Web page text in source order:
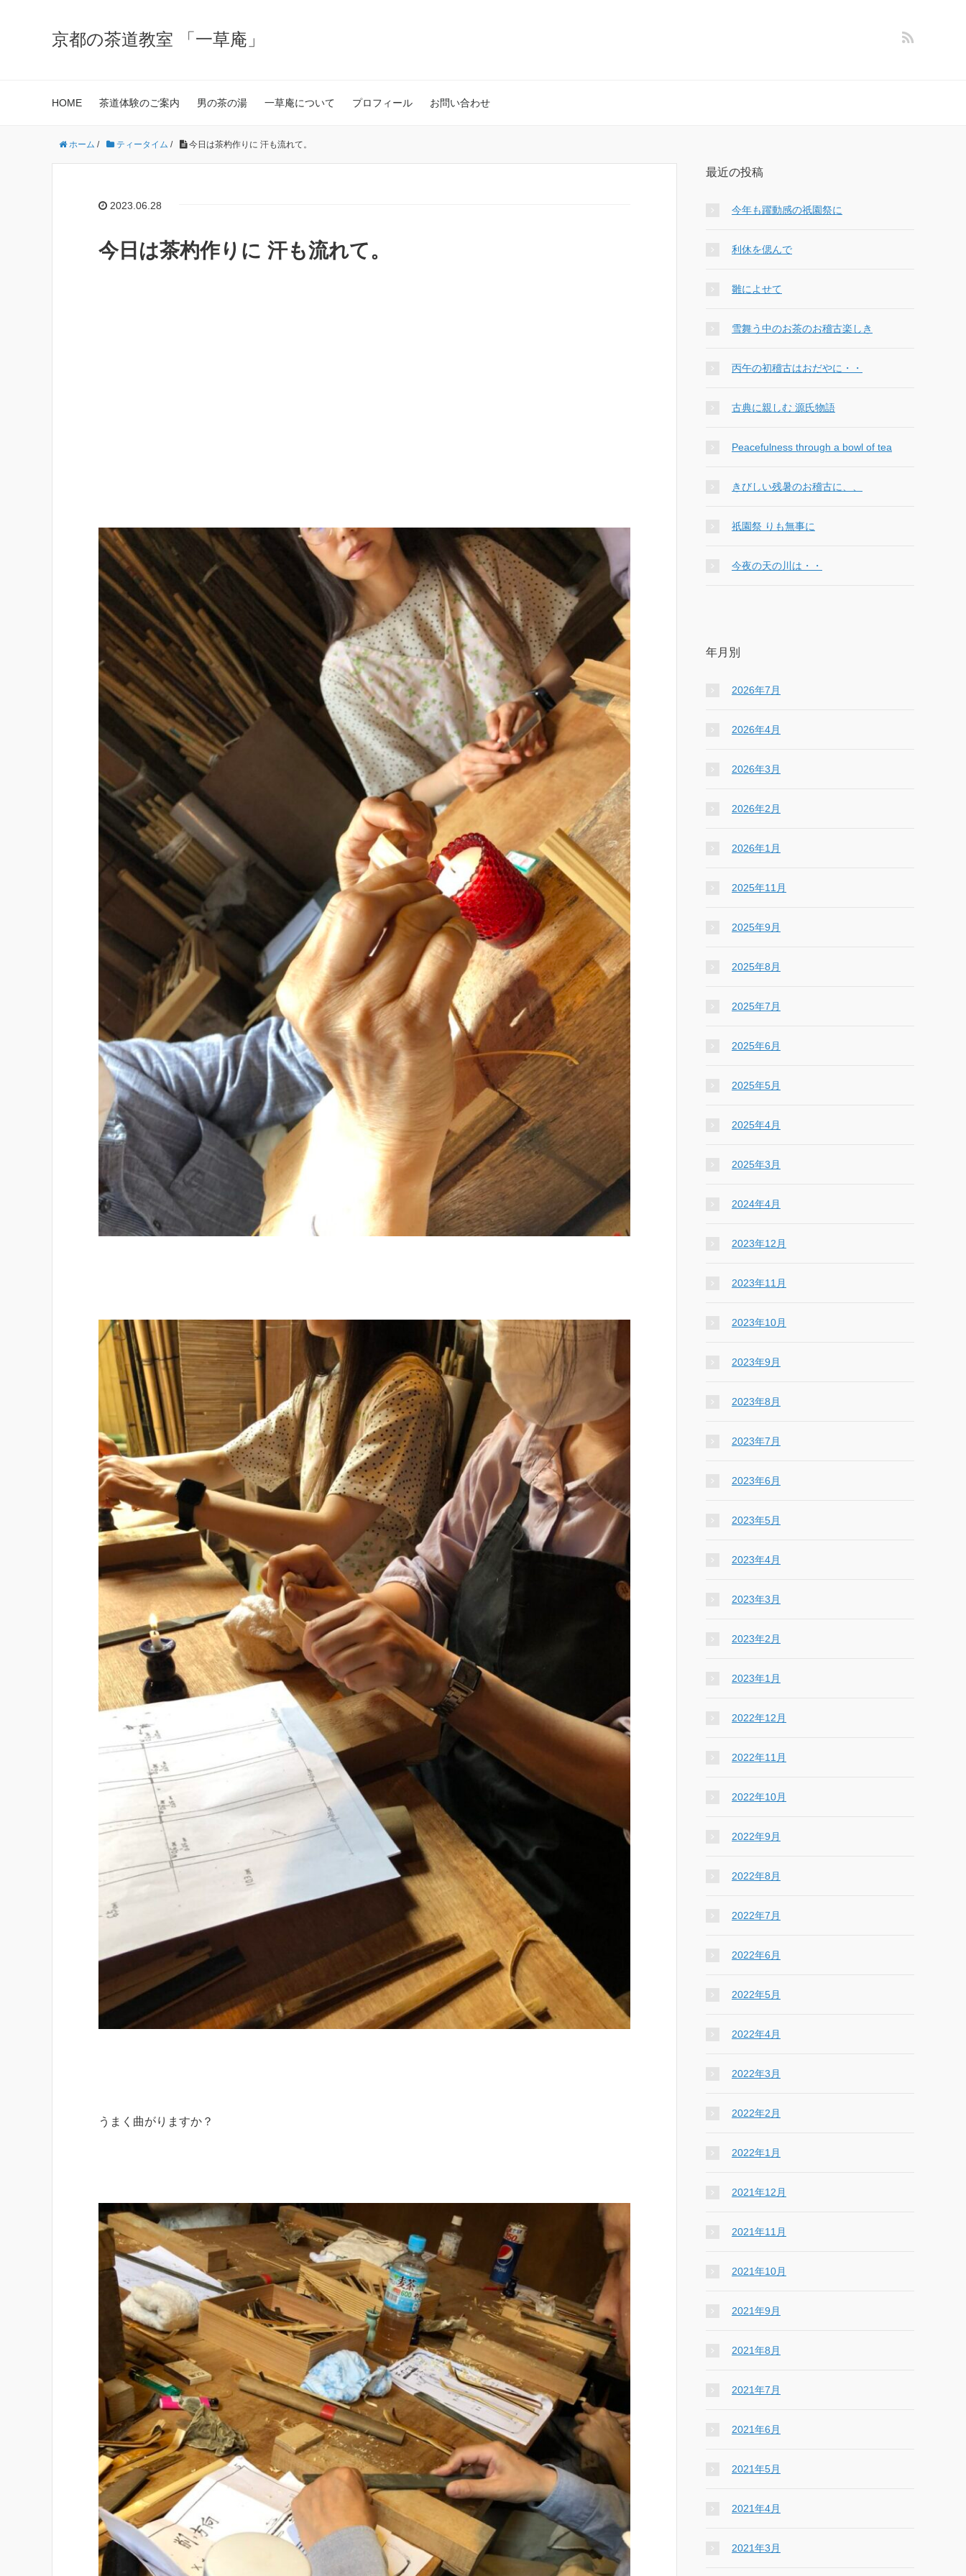
京都の茶道教室 「一草庵」
HOME 茶道体験のご案内 男の茶の湯 一草庵について プロフィール お問い合わせ
ホーム / ティータイム / 今日は茶杓作りに 汗も流れて。
2023.06.28
今日は茶杓作りに 汗も流れて。
うまく曲がりますか？
最近の投稿
今年も躍動感の祇園祭に
利休を偲んで
雛によせて
雪舞う中のお茶のお稽古楽しき
丙午の初稽古はおだやに・・
古典に親しむ 源氏物語
Peacefulness through a bowl of tea
きびしい残暑のお稽古に、、
祇園祭 りも無事に
今夜の天の川は・・
年月別
2026年7月
2026年4月
2026年3月
2026年2月
2026年1月
2025年11月
2025年9月
2025年8月
2025年7月
2025年6月
2025年5月
2025年4月
2025年3月
2024年4月
2023年12月
2023年11月
2023年10月
2023年9月
2023年8月
2023年7月
2023年6月
2023年5月
2023年4月
2023年3月
2023年2月
2023年1月
2022年12月
2022年11月
2022年10月
2022年9月
2022年8月
2022年7月
2022年6月
2022年5月
2022年4月
2022年3月
2022年2月
2022年1月
2021年12月
2021年11月
2021年10月
2021年9月
2021年8月
2021年7月
2021年6月
2021年5月
2021年4月
2021年3月